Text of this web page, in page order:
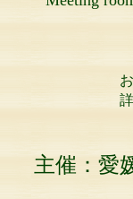
お問い合わせ
詳細情報：
主催：愛